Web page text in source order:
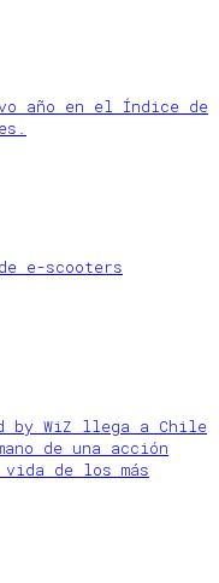
año en el Índice de
e-scooters
by WiZ llega a Chile
de una acción
de los más